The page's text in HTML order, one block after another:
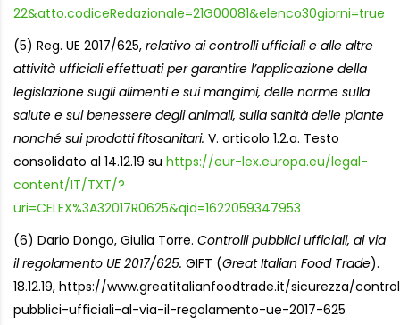
22&atto.codiceRedazionale=21G00081&elenco30giorni=true
(5) Reg. UE 2017/625, relativo ai controlli ufficiali e alle altre
attività ufficiali effettuati per garantire l’applicazione della
legislazione sugli alimenti e sui mangimi, delle norme sulla
salute e sul benessere degli animali, sulla sanità delle piante
nonché sui prodotti fitosanitari. V. articolo 1.2.a. Testo
consolidato al 14.12.19 su https://eur-lex.europa.eu/legal-
content/IT/TXT/?
uri=CELEX%3A32017R0625&qid=1622059347953
(6) Dario Dongo, Giulia Torre. Controlli pubblici ufficiali, al via
il regolamento UE 2017/625. GIFT (Great Italian Food Trade).
18.12.19, https://www.greatitalianfoodtrade.it/sicurezza/
pubblici-ufficiali-al-via-il-regolamento-ue-2017-625